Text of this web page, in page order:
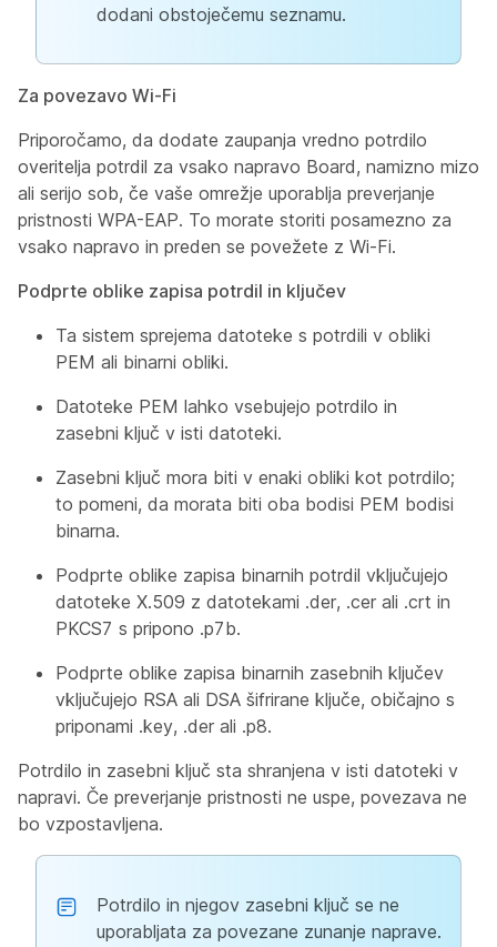
dodani obstoječemu seznamu.
Za povezavo Wi-Fi
Priporočamo, da dodate zaupanja vredno potrdilo
overitelja potrdil za vsako napravo Board, namizno mizo
ali serijo sob, če vaše omrežje uporablja preverjanje
pristnosti WPA-EAP. To morate storiti posamezno za
vsako napravo in preden se povežete z Wi-Fi.
Podprte oblike zapisa potrdil in ključev
Ta sistem sprejema datoteke s potrdili v obliki
PEM ali binarni obliki.
Datoteke PEM lahko vsebujejo potrdilo in
zasebni ključ v isti datoteki.
Zasebni ključ mora biti v enaki obliki kot potrdilo;
to pomeni, da morata biti oba bodisi PEM bodisi
binarna.
Podprte oblike zapisa binarnih potrdil vključujejo
datoteke X.509 z datotekami .der, .cer ali .crt in
PKCS7 s pripono .p7b.
Podprte oblike zapisa binarnih zasebnih ključev
vključujejo RSA ali DSA šifrirane ključe, običajno s
priponami .key, .der ali .p8.
Potrdilo in zasebni ključ sta shranjena v isti datoteki v
napravi. Če preverjanje pristnosti ne uspe, povezava ne
bo vzpostavljena.
Potrdilo in njegov zasebni ključ se ne
uporabljata za povezane zunanje naprave.